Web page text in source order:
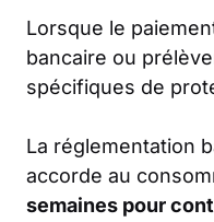
Lorsque le
bancaire ou
spécifiques de
La réglementation
accorde au
semaines pour